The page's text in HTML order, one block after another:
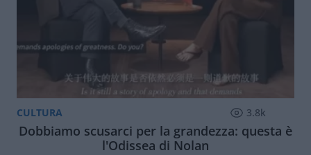
CULTURA 3.8k
Dobbiamo scusarci per la grandezza: questa è
l'Odissea di Nolan